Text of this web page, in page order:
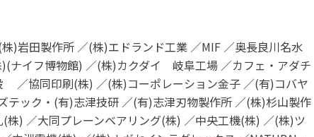
)岩田製作所 ／(株)エドランド工業 ／MIF ／奥長良川名水
ナイフ博物館) ／(株)カクダイ 岐阜工場 ／カフェ・アダチ
／協同印刷(株) ／(株)コーポレーション金子 ／(有)コバヤ
テック・(有)志津技研 ／(有)志津刃物製作所 ／(株)杉山製作
) ／大同プレーンベアリング(株) ／中央工機(株) ／(株)ツ